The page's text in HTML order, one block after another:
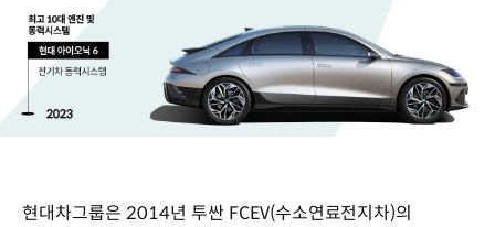
현대차그룹은 2014년 투싼 FCEV(수소연료전지차)의